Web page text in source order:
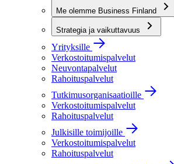
Me olemme Business Finland
Strategia ja vaikuttavuus
Yrityksille
Verkostoitumispalvelut
Neuvontapalvelut
Rahoituspalvelut
Tutkimusorganisaatioille
Verkostoitumispalvelut
Rahoituspalvelut
Julkisille toimijoille
Verkostoitumispalvelut
Rahoituspalvelut